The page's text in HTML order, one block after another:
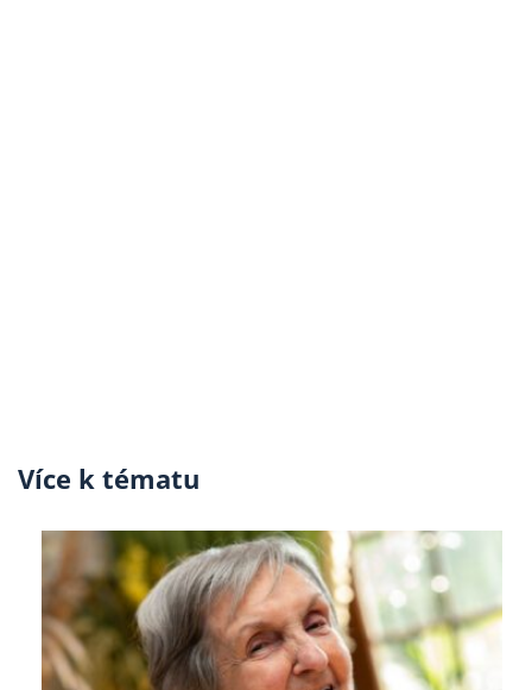
Více k tématu